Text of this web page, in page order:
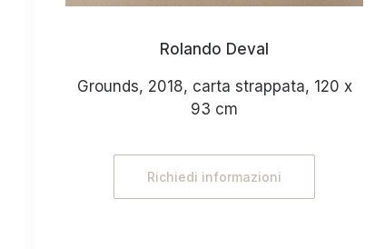
Rolando Deval
Grounds, 2018, carta strappata, 120 x
93 cm
Richiedi informazioni